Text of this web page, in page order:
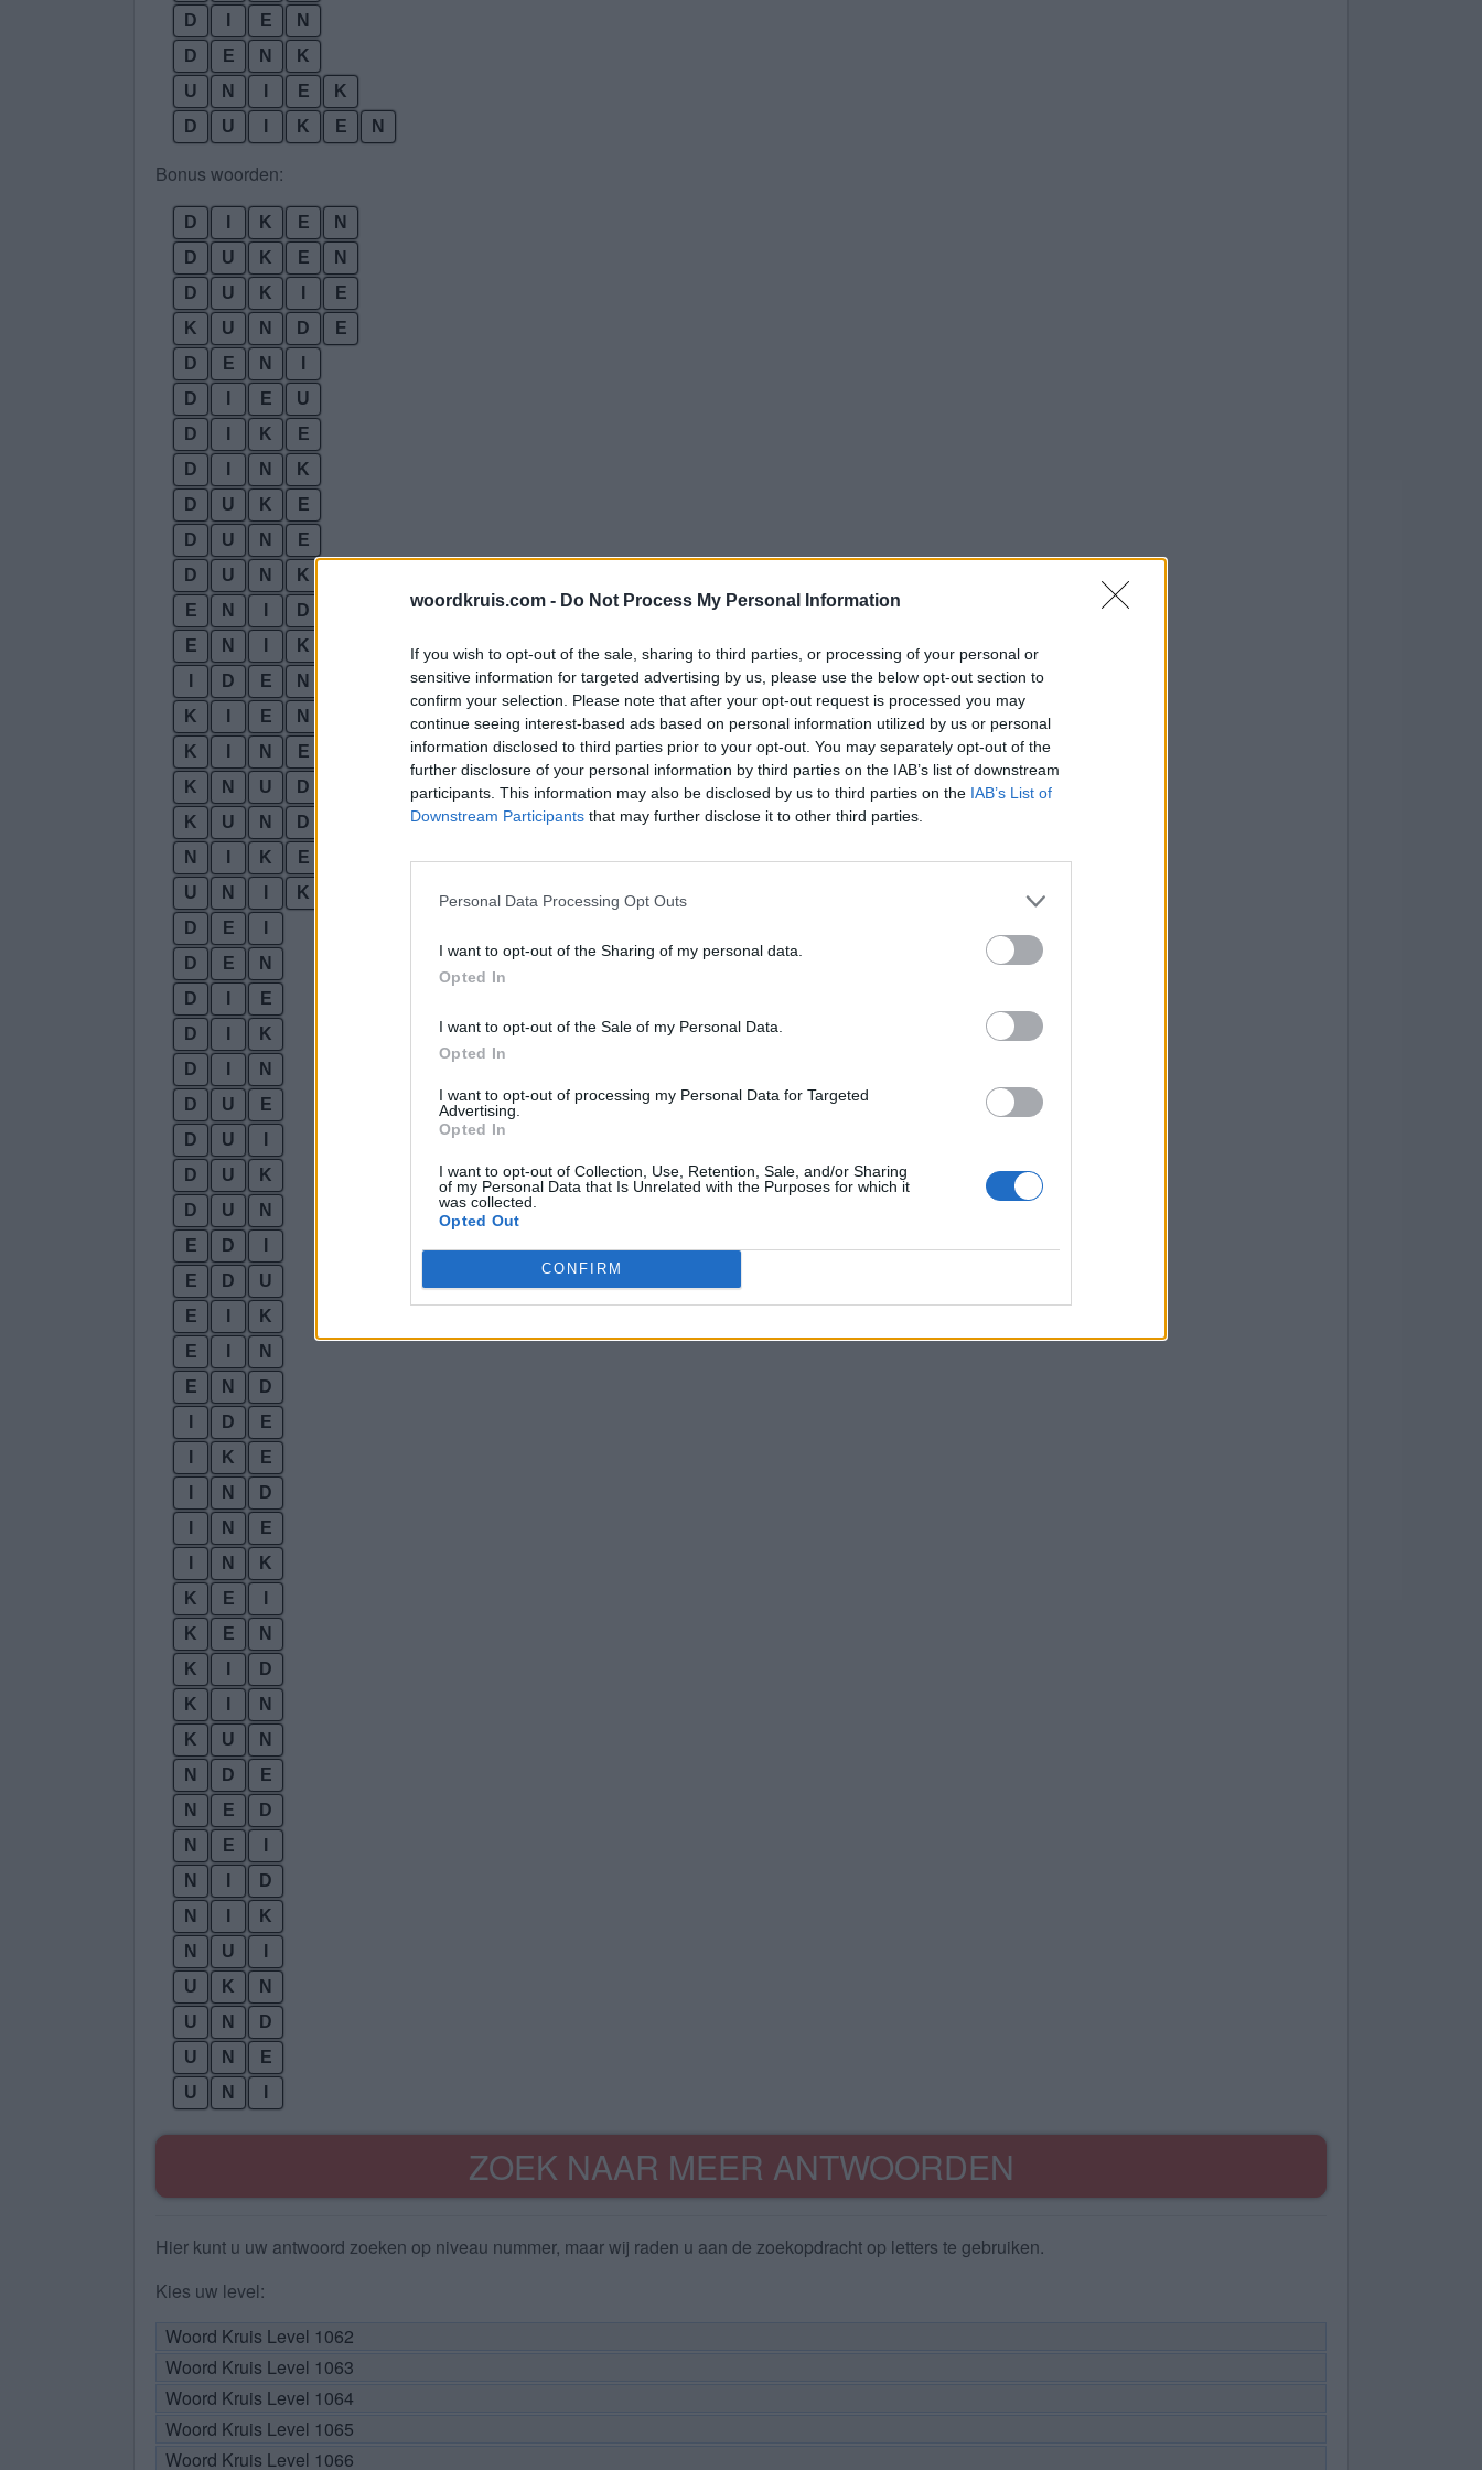
woordkruis.com - Do Not Process My Personal Information
If you wish to opt-out of the sale, sharing to third parties, or processing of your personal or
sensitive information for targeted advertising by us, please use the below opt-out section to
confirm your selection. Please note that after your opt-out request is processed you may
continue seeing interest-based ads based on personal information utilized by us or personal
information disclosed to third parties prior to your opt-out. You may separately opt-out of the
further disclosure of your personal information by third parties on the IAB’s list of downstream
participants. This information may also be disclosed by us to third parties on the IAB’s List of
Downstream Participants that may further disclose it to other third parties.
Personal Data Processing Opt Outs
I want to opt-out of the Sharing of my personal data.
Opted In
I want to opt-out of the Sale of my Personal Data.
Opted In
I want to opt-out of processing my Personal Data for Targeted
Advertising.
Opted In
I want to opt-out of Collection, Use, Retention, Sale, and/or Sharing
of my Personal Data that Is Unrelated with the Purposes for which it
was collected.
Opted Out
CONFIRM
D
E
N
D
E N
K
U
N E
K
D
U K E N
Bonus woorden:
D K E
N
D
U K E
N
D
U K
E
K
U N D
E
D
E N
D
E
U
D
K
E
D
N
K
D
U K
E
D
U N
E
D
U N
K
E
N
D
E
N
K
D E
N
K
E
N
K
N
E
K
N U
D
K
U N
D
N
K
E
U
N
K
D
E
D
E
N
D
E
D
K
D
N
D
U
E
D
U
D
U
K
D
U
N
E
D
E
D
U
E
K
E
N
E
N
D
D
E
K
E
N
D
N
E
N
K
K
E
K
E
N
K
D
K
N
K
U
N
N
D
E
N
E
D
N
E
N
D
N
K
N
U
U
K
N
U
N
D
U
N
E
U
N
ZOEK NAAR MEER ANTWOORDEN
Hier kunt u uw antwoord zoeken op niveau nummer, maar wij raden u aan de zoekopdracht op letters te gebruiken.
Kies uw level:
Woord Kruis Level 1062
Woord Kruis Level 1063
Woord Kruis Level 1064
Woord Kruis Level 1065
Woord Kruis Level 1066